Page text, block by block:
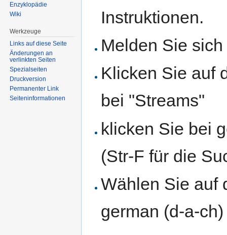
Instruktionen.
Melden Sie
Klicken Sie auf
bei "Streams"
klicken Sie bei
(Str-F für die
Wählen Sie auf
german (d-a-ch)
Enzyklopädie
Wiki
Werkzeuge
Links auf diese Seite
Änderungen an
verlinkten Seiten
Spezialseiten
Druckversion
Permanenter Link
Seiten­informationen